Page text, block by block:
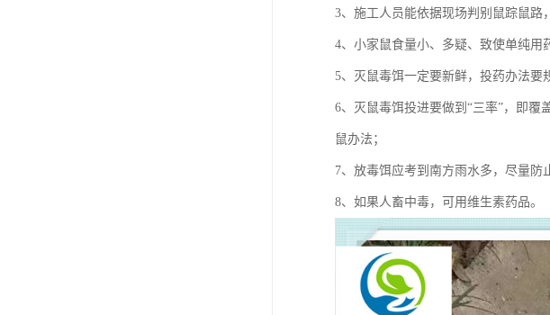
3、施工人员能依据现场判别鼠踪鼠路
4、小家鼠食量小、多疑、致使单纯用
5、灭鼠毒饵一定要新鲜，投药办法要
6、灭鼠毒饵投进要做到“三率”，即
鼠办法；
7、放毒饵应考到南方雨水多，尽量防
8、如果人畜中毒，可用维生素药品。